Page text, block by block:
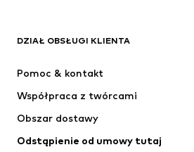
Nowości
Kurtki
Bielizna
Płaszcze
Spódnice
DZIAŁ OBSŁUGI KLIENTA
Pomoc & kontakt
Współpraca z twórcami
Obszar dostawy
Odstąpienie od umowy tutaj